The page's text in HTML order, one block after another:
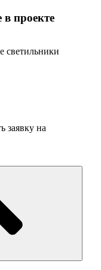
в проекте
светильники
заявку на